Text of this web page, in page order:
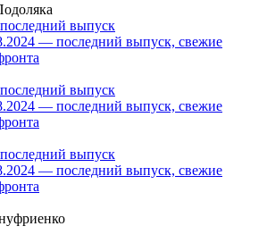
— последний выпуск, свежие
— последний выпуск, свежие
— последний выпуск, свежие